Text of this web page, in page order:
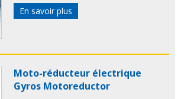
En savoir plus
Moto-réducteur électrique
Gyros Motoreductor